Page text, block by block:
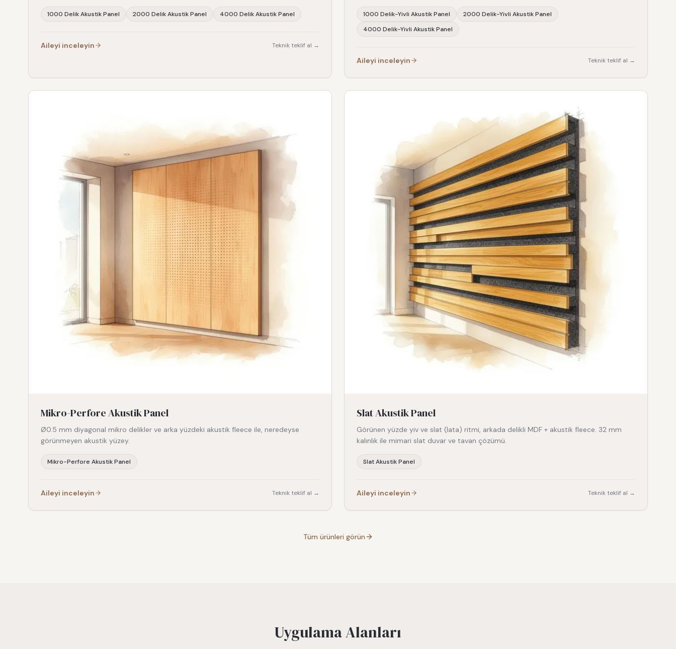
1000 Delik Akustik Panel 2000 Delik Akustik Panel 4000 Delik Akustik Panel
Aileyi inceleyin Teknik teklif al →
1000 Delik-Yivli Akustik Panel
2000 Delik-Yivli Akustik Panel
4000 Delik-Yivli Akustik Panel
Aileyi inceleyin Teknik teklif al →
Mikro-Perfore Akustik Panel
Ø0.5 mm diyagonal mikro delikler ve arka yüzdeki akustik fleece ile, neredeyse
görünmeyen akustik yüzey.
Mikro-Perfore Akustik Panel
Aileyi inceleyin Teknik teklif al →
Slat Akustik Panel
Görünen yüzde yiv ve slat (lata) ritmi, arkada delikli MDF + akustik fleece. 32 mm
kalınlık ile mimari slat duvar ve tavan çözümü.
Slat Akustik Panel
Aileyi inceleyin Teknik teklif al →
Tüm ürünleri görün
Uygulama Alanları